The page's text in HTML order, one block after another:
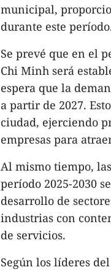
municipal,
durante este
Se prevé que en el
Chi Minh será
espera que la
a partir de 2027.
ciudad, ejerciendo
empresas para
Al mismo tiempo,
período 2025-2030
desarrollo de
industrias con
de servicios.
Según los líderes